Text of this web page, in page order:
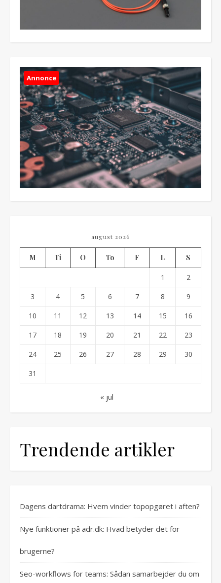
Annonce
august 2026
M Ti O To F L S
1 2
3 4 5 6 7 8 9
10 11 12 13 14 15 16
17 18 19 20 21 22 23
24 25 26 27 28 29 30
31
« jul
Trendende artikler
Dagens dartdrama: Hvem vinder topopgøret i aften?
Nye funktioner på adr.dk: Hvad betyder det for
brugerne?
Seo-workflows for teams: Sådan samarbejder du om